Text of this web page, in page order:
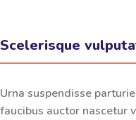
Scelerisque
Urna suspendisse
faucibus auctor nascetur